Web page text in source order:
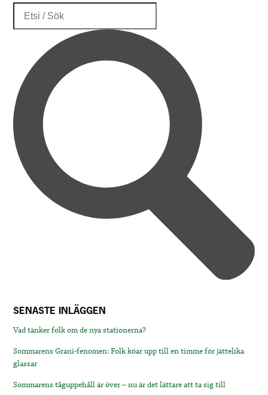
SENASTE INLÄGGEN
Vad tänker folk om de nya stationerna?
Sommarens Grani-fenomen: Folk köar upp till en timme för jättelika
glassar
Sommarens tåguppehåll är över – nu är det lättare att ta sig till